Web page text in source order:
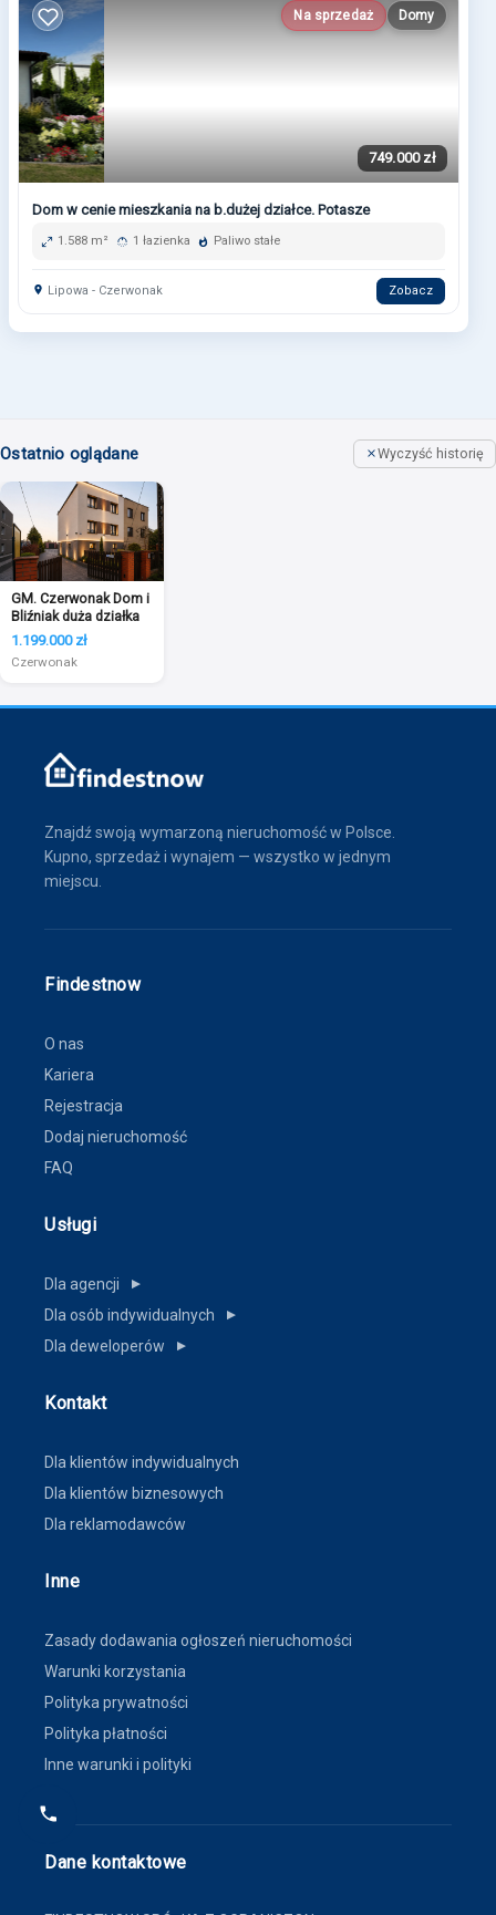
Na sprzedaż Domy
749.000 zł
Dom w cenie mieszkania na b.dużej działce. Potasze
1.588 m² 1 łazienka Paliwo stałe
Lipowa - Czerwonak Zobacz
Ostatnio oglądane Wyczyść historię
GM. Czerwonak Dom i
Bliźniak duża działka
1.199.000 zł
Czerwonak
Znajdź swoją wymarzoną nieruchomość w Polsce.
Kupno, sprzedaż i wynajem — wszystko w jednym
miejscu.
Findestnow
O nas
Kariera
Rejestracja
Dodaj nieruchomość
FAQ
Usługi
Dla agencji ▼
Dla osób indywidualnych ▼
Dla deweloperów ▼
Kontakt
Dla klientów indywidualnych
Dla klientów biznesowych
Dla reklamodawców
Inne
Zasady dodawania ogłoszeń nieruchomości
Warunki korzystania
Polityka prywatności
Polityka płatności
Inne warunki i polityki
Dane kontaktowe